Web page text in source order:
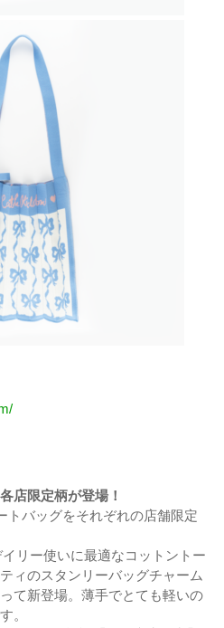
店限定柄が登場！
トバッグをそれぞれの店舗限定
リー使いに最適なコットントー
ィのスタンリーバッグチャーム
て新登場。薄手でとても軽いの
。